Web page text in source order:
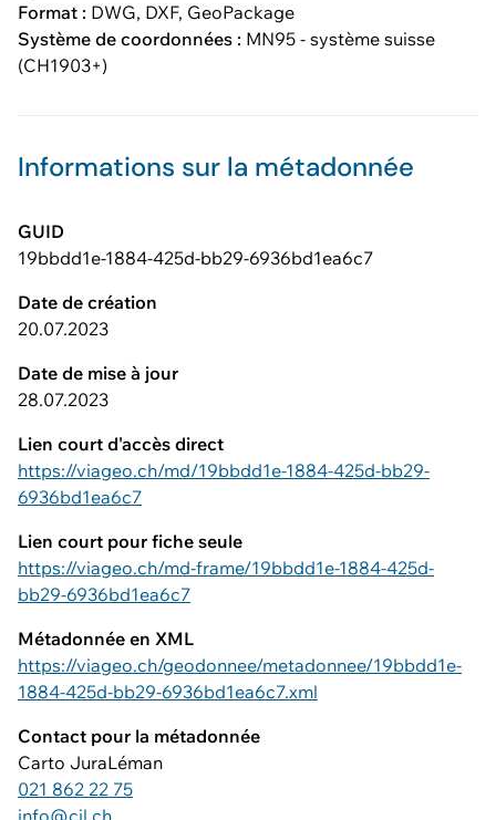
Format : DWG, DXF, GeoPackage
Système de coordonnées : MN95 - système suisse
(CH1903+)
Informations sur la métadonnée
GUID
19bbdd1e-1884-425d-bb29-6936bd1ea6c7
Date de création
20.07.2023
Date de mise à jour
28.07.2023
Lien court d'accès direct
https://viageo.ch/md/19bbdd1e-1884-425d-bb29-
6936bd1ea6c7
Lien court pour fiche seule
https://viageo.ch/md-frame/19bbdd1e-1884-425d-
bb29-6936bd1ea6c7
Métadonnée en XML
https://viageo.ch/geodonnee/metadonnee/19bbdd1e-
1884-425d-bb29-6936bd1ea6c7.xml
Contact pour la métadonnée
Carto JuraLéman
021 862 22 75
info@cjl.ch